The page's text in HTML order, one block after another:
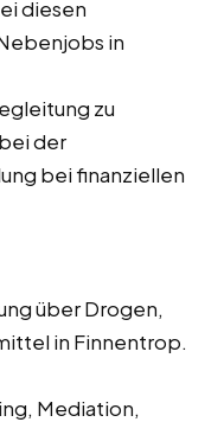
diesen
in
zu
der
bei finanziellen
über Drogen,
in Finnentrop.
Mediation,